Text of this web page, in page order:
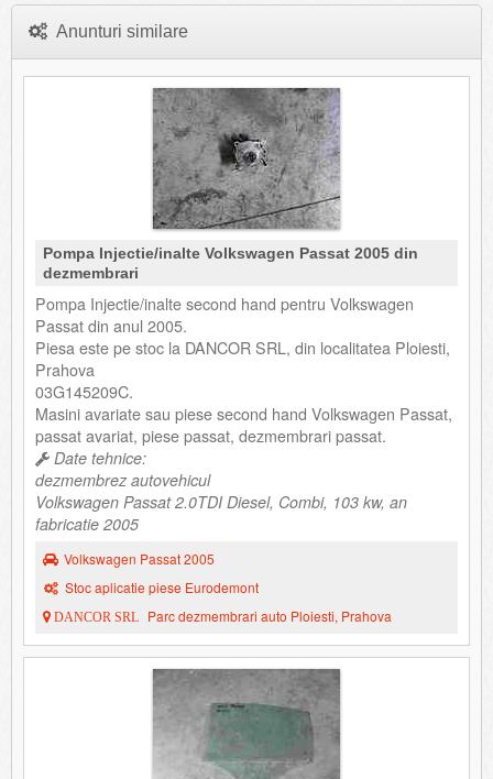
Anunturi similare
Pompa Injectie/inalte Volkswagen Passat 2005 din
dezmembrari
Pompa Injectie/inalte second hand pentru Volkswagen
Passat din anul 2005.
Piesa este pe stoc la DANCOR SRL, din localitatea Ploiesti,
Prahova
03G145209C.
Masini avariate sau piese second hand Volkswagen Passat,
passat avariat, piese passat, dezmembrari passat.
Date tehnice:
dezmembrez autovehicul
Volkswagen Passat 2.0TDI Diesel, Combi, 103 kw, an
fabricatie 2005
Volkswagen Passat 2005
Stoc aplicatie piese Eurodemont
DANCOR SRL Parc dezmembrari auto Ploiesti, Prahova